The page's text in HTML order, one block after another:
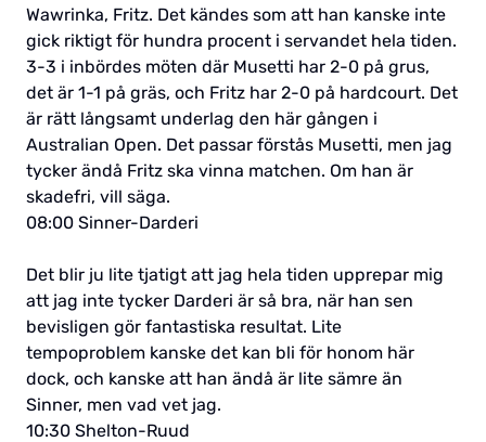
Wawrinka, Fritz. Det kändes som att han kanske inte
gick riktigt för hundra procent i servandet hela tiden.
3-3 i inbördes möten där Musetti har 2-0 på grus,
det är 1-1 på gräs, och Fritz har 2-0 på hardcourt. Det
är rätt långsamt underlag den här gången i
Australian Open. Det passar förstås Musetti, men jag
tycker ändå Fritz ska vinna matchen. Om han är
skadefri, vill säga.
08:00 Sinner-Darderi
Det blir ju lite tjatigt att jag hela tiden upprepar mig
att jag inte tycker Darderi är så bra, när han sen
bevisligen gör fantastiska resultat. Lite
tempoproblem kanske det kan bli för honom här
dock, och kanske att han ändå är lite sämre än
Sinner, men vad vet jag.
10:30 Shelton-Ruud